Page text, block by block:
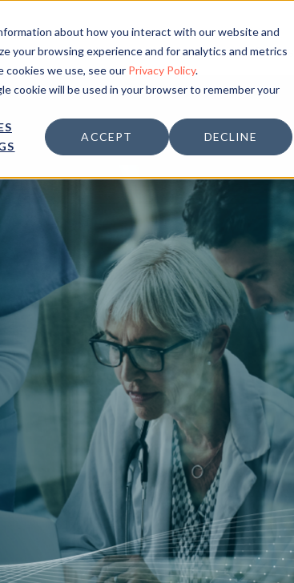
about how you interact with our website and
your browsing experience and for analytics and metrics
we use, see our Privacy Policy.
cookie will be used in your browser to remember your
ACCEPT DECLINE
Løsning Inspirasjon Om oss